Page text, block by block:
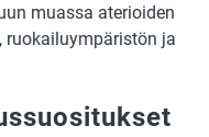
muassa aterioiden
ruokailuympäristön ja